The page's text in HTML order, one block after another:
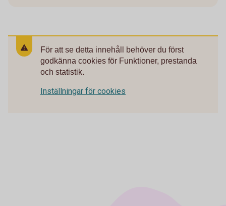
För att se detta innehåll behöver du först
godkänna cookies för Funktioner, prestanda
och statistik.
Inställningar för cookies